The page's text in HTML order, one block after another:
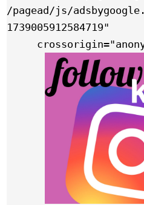
/pagead/js/
1739005912584719"